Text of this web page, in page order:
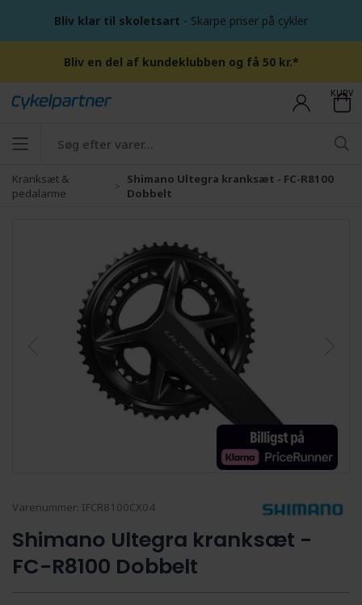
Bliv klar til skoletsart - Skarpe priser på cykler
Bliv en del af kundeklubben og få 50 kr.*
KURV
Kranksæt &
pedalarme
Shimano Ultegra kranksæt - FC-R8100
Dobbelt
Varenummer: IFCR8100CX04
Shimano Ultegra kranksæt -
FC-R8100 Dobbelt